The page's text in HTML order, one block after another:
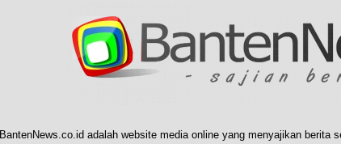
BantenNews.co.id adalah website media online yang menyajikan berita